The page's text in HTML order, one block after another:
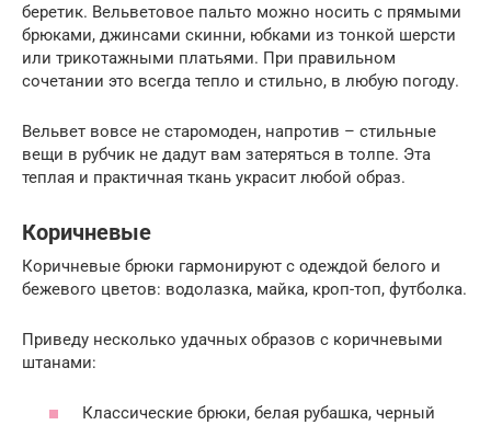
беретик. Вельветовое пальто можно носить с прямыми
брюками, джинсами скинни, юбками из тонкой шерсти
или трикотажными платьями. При правильном
сочетании это всегда тепло и стильно, в любую погоду.
Вельвет вовсе не старомоден, напротив – стильные
вещи в рубчик не дадут вам затеряться в толпе. Эта
теплая и практичная ткань украсит любой образ.
Коричневые
Коричневые брюки гармонируют с одеждой белого и
бежевого цветов: водолазка, майка, кроп-топ, футболка.
Приведу несколько удачных образов с коричневыми
штанами:
Классические брюки, белая рубашка, черный